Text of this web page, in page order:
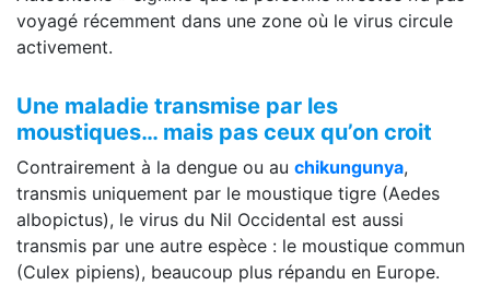
voyagé récemment dans une zone où le virus circule
activement.
Une maladie transmise par les
moustiques… mais pas ceux qu’on croit
Contrairement à la dengue ou au chikungunya,
transmis uniquement par le moustique tigre (Aedes
albopictus), le virus du Nil Occidental est aussi
transmis par une autre espèce : le moustique commun
(Culex pipiens), beaucoup plus répandu en Europe.